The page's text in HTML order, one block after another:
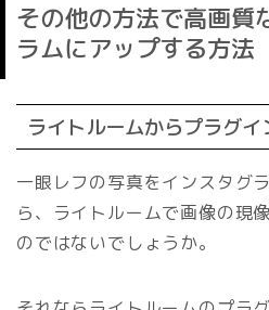
その他の方法で高画質
ラムにアップする方法
ライトルームからプラグイ
一眼レフの写真をインスタグ
ら、ライトルームで画像の現
のではないでしょうか。